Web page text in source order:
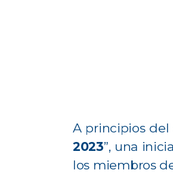
A principios del
2023”, una
los miembros